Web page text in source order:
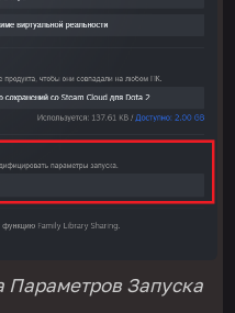
Параметров Запуска